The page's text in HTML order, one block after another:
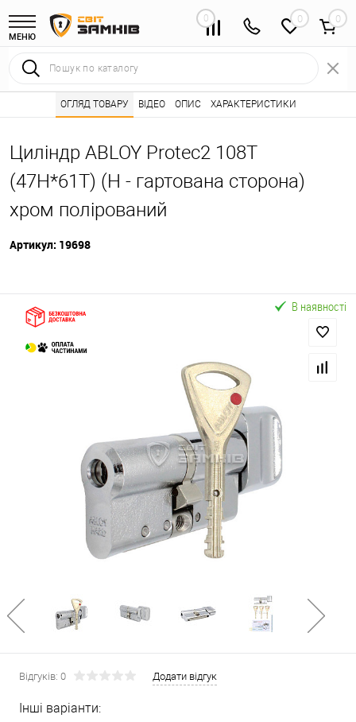
МЕНЮ
0 0
Інтернет магазин замків • Каталог товарів ⭐ • Серцевини
Циліндр ABLOY Protec2 108T
(47Н*61T) (Н - гартована сторона)
хром полірований
Артикул: 19698
ОГЛЯД ТОВАРУ ВІДЕО ОПИС ХАРАКТЕРИСТИКИ
Відгуків: 0 Додати відгук
Інші варіанти:
В наявності